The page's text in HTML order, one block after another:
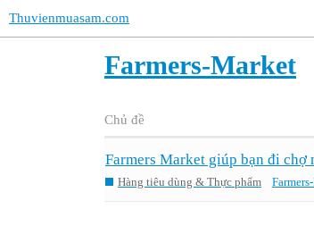
Thuvienmuasam.com
Farmers-Market
Chủ đề
Farmers Market giúp bạn đi
Hàng tiêu dùng & Thực phẩm